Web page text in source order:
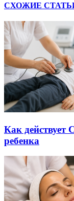
СХОЖИЕ
Как действует
ребенка